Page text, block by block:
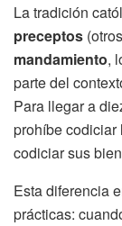
La tradición
preceptos
mandamiento,
parte del
Para llegar a
prohíbe codiciar
codiciar sus
Esta diferencia
prácticas: